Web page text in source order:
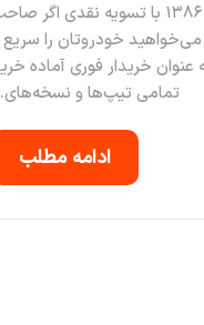
فروش فوری پژو ۴۰۵ مدل ۱۳۸۶ با تسویه نقدی اگر
هستید و می‌خواهید خودروتان را
خریدار فوری آماده
تمامی تیپ‌ها و
ادامه مطلب